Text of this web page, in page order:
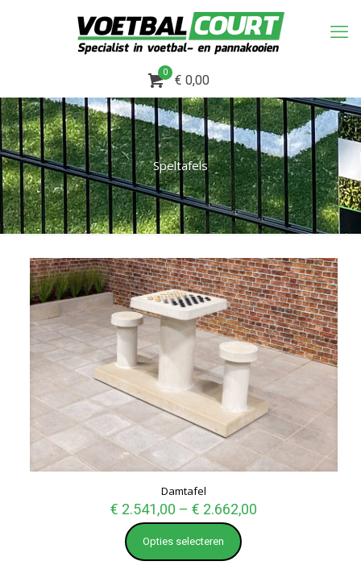
0
€ 0,00
Speltafels
Damtafel
€ 2.541,00 – € 2.662,00
Opties selecteren